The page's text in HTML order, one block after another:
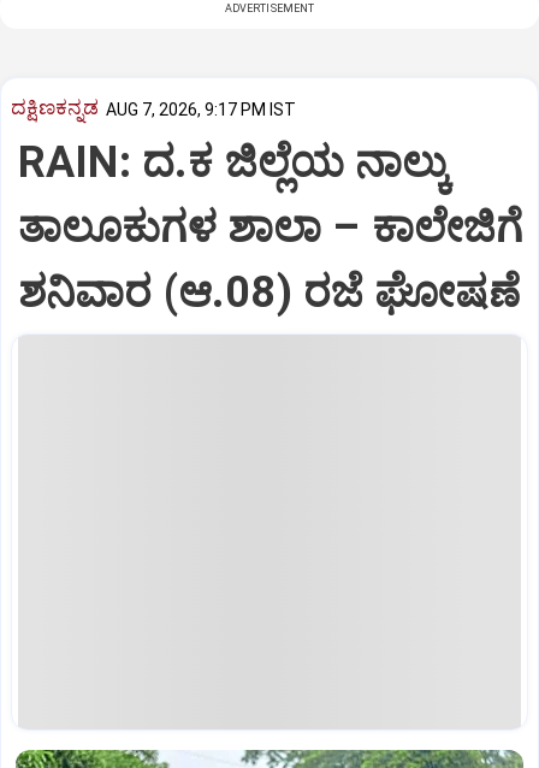
ADVERTISEMENT
ದಕ್ಷಿಣಕನ್ನಡ AUG 7, 2026, 9:17 PM IST
RAIN: ದ.ಕ ಜಿಲ್ಲೆಯ ನಾಲ್ಕು
ತಾಲೂಕುಗಳ ಶಾಲಾ – ಕಾಲೇಜಿಗೆ
ಶನಿವಾರ (ಆ.08) ರಜೆ ಘೋಷಣೆ